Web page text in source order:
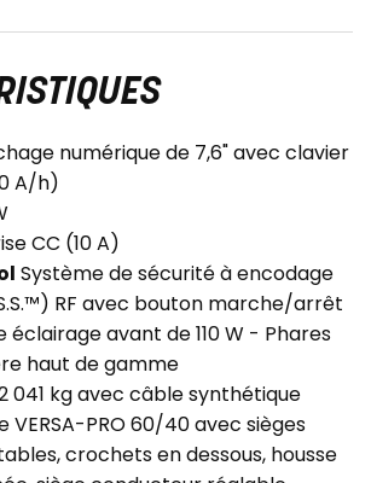
numérique de 7,6" avec clavier
A/h)
CC (10 A)
Système de sécurité à encodage
RF avec bouton marche/arrêt
éclairage avant de 110 W - Phares
haut de gamme
041 kg avec câble synthétique
VERSA-PRO 60/40 avec sièges
crochets en dessous, housse